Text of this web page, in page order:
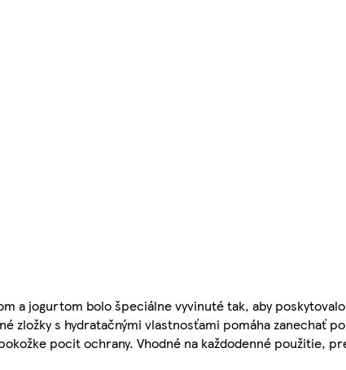
a jogurtom bolo špeciálne vyvinuté tak, aby
s hydratačnými vlastnosťami pomáha zanechať
pocit ochrany. Vhodné na každodenné použitie,